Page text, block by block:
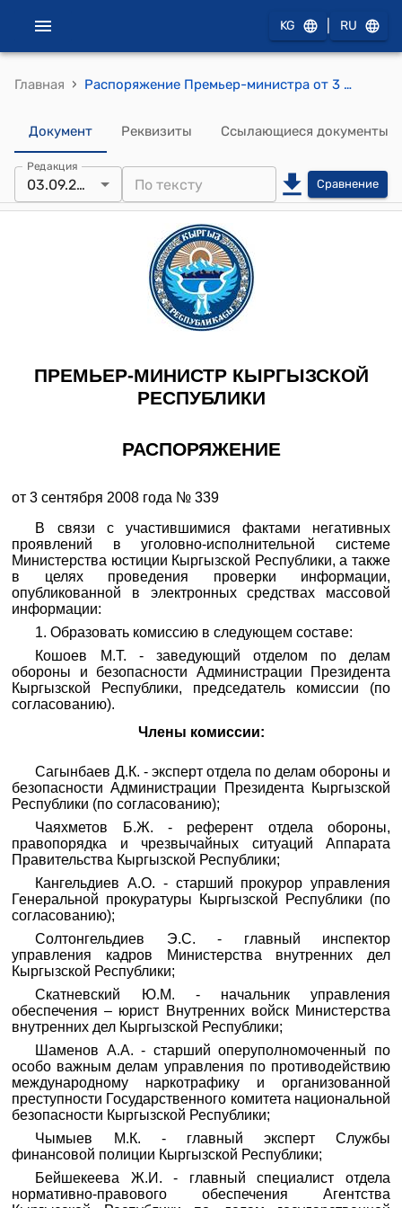
KG RU
Главная › Распоряжение Премьер-министра от 3 сентября 2008 года № 339 (Об образовании комиссии)
Документ Реквизиты Ссылающиеся документы
Редакция
03.09.2008 Сравнение